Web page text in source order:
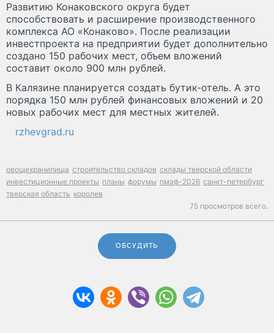
Развитию Конаковского округа будет
способствовать и расширение производственного
комплекса АО «Конаково». После реализации
инвестпроекта на предприятии будет дополнительно
создано 150 рабочих мест, объем вложений
составит около 900 млн рублей.
В Калязине планируется создать бутик-отель. А это
порядка 150 млн рублей финансовых вложений и 20
новых рабочих мест для местных жителей.
rzhevgrad.ru
овощехранилища строительство складов склады тверской области
инвестиционные проекты планы форумы пмэф-2026 санкт-петербург
тверская область королев
75 просмотров всего.
ОБСУДИТЬ